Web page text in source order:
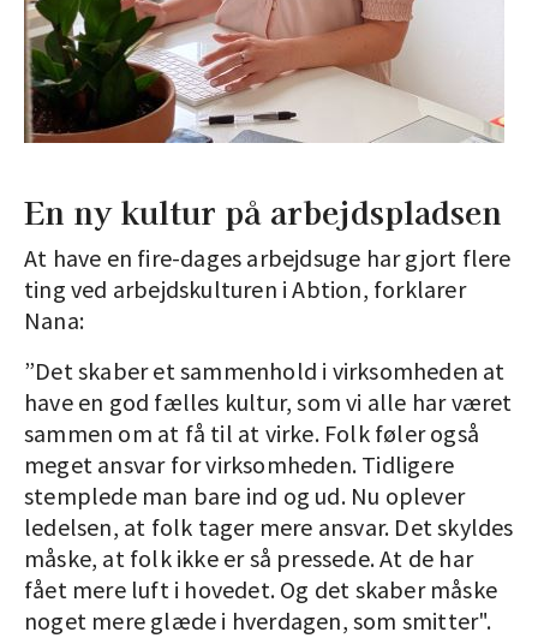
En ny kultur på arbejdspladsen
At have en fire-dages arbejdsuge har gjort flere
ting ved arbejdskulturen i Abtion, forklarer
Nana:
”Det skaber et sammenhold i virksomheden at
have en god fælles kultur, som vi alle har været
sammen om at få til at virke. Folk føler også
meget ansvar for virksomheden. Tidligere
stemplede man bare ind og ud. Nu oplever
ledelsen, at folk tager mere ansvar. Det skyldes
måske, at folk ikke er så pressede. At de har
fået mere luft i hovedet. Og det skaber måske
noget mere glæde i hverdagen, som smitter".